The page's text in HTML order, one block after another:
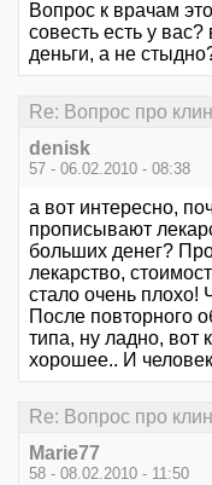
Вопрос к врачам
совесть есть у
деньги, а не
Re: Вопрос про
denisk
57 - 06.02.2010 - 08:38
а вот интересно,
прописывают
больших денег?
лекарство,
стало очень плохо!
После повторного
типа, ну ладно, вот
хорошее.. И
Re: Вопрос про
Marie77
58 - 08.02.2010 - 11:50